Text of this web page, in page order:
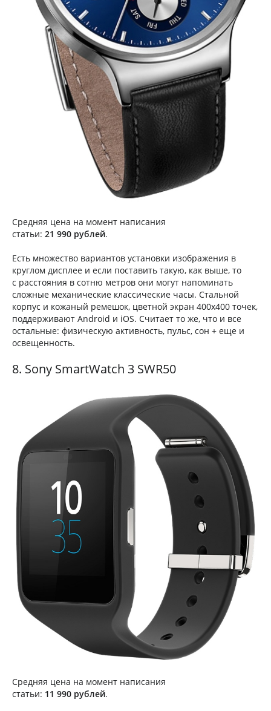
Средняя цена на момент написания
статьи: 21 990 рублей.
Есть множество вариантов установки изображения в
круглом дисплее и если поставить такую, как выше, то
с расстояния в сотню метров они могут напоминать
сложные механические классические часы. Стальной
корпус и кожаный ремешок, цветной экран 400х400 точек,
поддерживают Android и iOS. Считает то же, что и все
остальные: физическую активность, пульс, сон + еще и
освещенность.
8. Sony SmartWatch 3 SWR50
Средняя цена на момент написания
статьи: 11 990 рублей.